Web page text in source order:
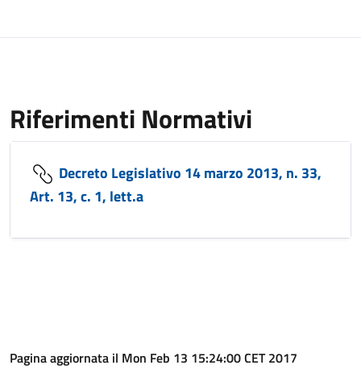
Riferimenti Normativi
Decreto Legislativo 14 marzo 2013, n. 33,
Art. 13, c. 1, lett.a
Pagina aggiornata il Mon Feb 13 15:24:00 CET 2017